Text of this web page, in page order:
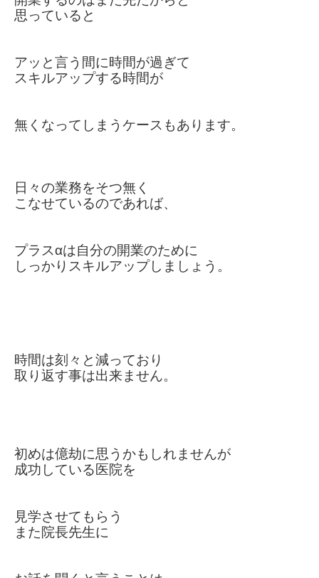
思っていると
アッと言う間に時間が過ぎて
スキルアップする時間が
無くなって しまうケースもあります。
日々の業務をそつ無く
こなせているのであれば、
プラスαは自分の開業のために
しっかりスキルアップしましょう。
時間は刻々と減っており
取り返す事は出来ません。
初めは億劫に思うかもしれませんが
成功している医院を
見学させてもらう
また院長先生に